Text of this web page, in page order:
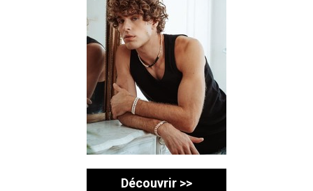
Découvrir >>